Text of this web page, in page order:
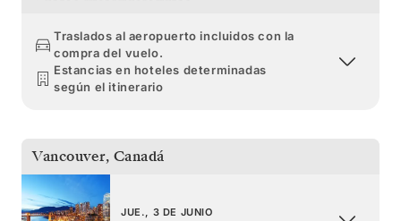
Traslados al aeropuerto incluidos con la
compra del vuelo.
Estancias en hoteles determinadas
según el itinerario
Vancouver, Canadá
JUE., 3 DE JUNIO